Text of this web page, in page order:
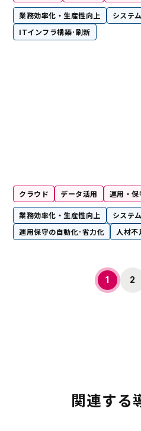
業務効率化・生産性向上 システ
ITインフラ構築･刷新
クラウド データ活用 運用・保
業務効率化・生産性向上 システ
運用保守の自動化･省力化
人材不
1 2
関連する